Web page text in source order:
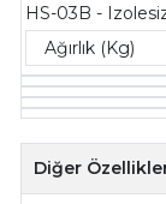
HS-03B -
Ağırlık (Kg)
Diğer